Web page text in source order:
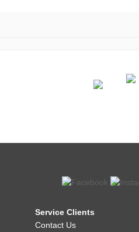
Service Clients
Contact Us